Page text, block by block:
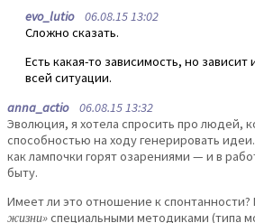
evo_lutio06.08.15 13:02
Сложно сказать.
Есть какая-то зависимость, но
всей ситуации.
anna_actio06.08.15 13:32
Эволюция, я хотела спросить про людей,
способностью на ходу генерировать
как лампочки горят озарениями — и в
быту.
Имеет ли это отношение к
жизни»специальными методиками (типа